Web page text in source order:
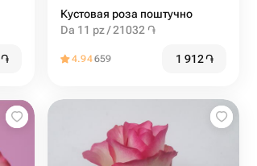
֏
Кустовая роза поштучно
Da 11 pz / 21032 ֏
4.94659 1 912֏